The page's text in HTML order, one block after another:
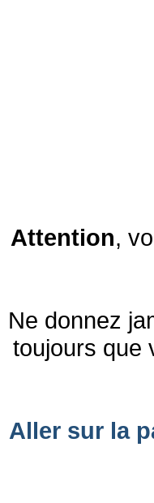
Attention,
Ne donnez
toujours que
Aller sur la